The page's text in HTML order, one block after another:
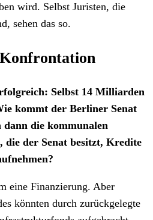
wird. Selbst Juristen, die
sehen das so.
Selbst 14 Milliarden
kommt der Berliner Senat
dann die kommunalen
die der Senat besitzt, Kredite
eine Finanzierung. Aber
könnten durch zurückgelegte